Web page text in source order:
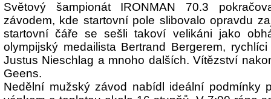
Světový šampionát IRONMAN 70.3
závodem, kde startovní pole slibovalo opravdu
startovní čáře se sešli takoví velikáni jako
olympijský medailista Bertrand Bergerem,
Justus Nieschlag a mnoho dalších. Vítězství
Geens.
Nedělní mužský závod nabídl ideální podmínky